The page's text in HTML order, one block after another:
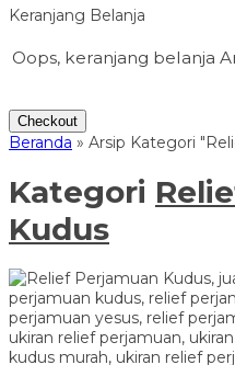
Keranjang Belanja
Oops, keranjang belanja
Checkout
Beranda » Arsip Kategori
Kategori
Kudus